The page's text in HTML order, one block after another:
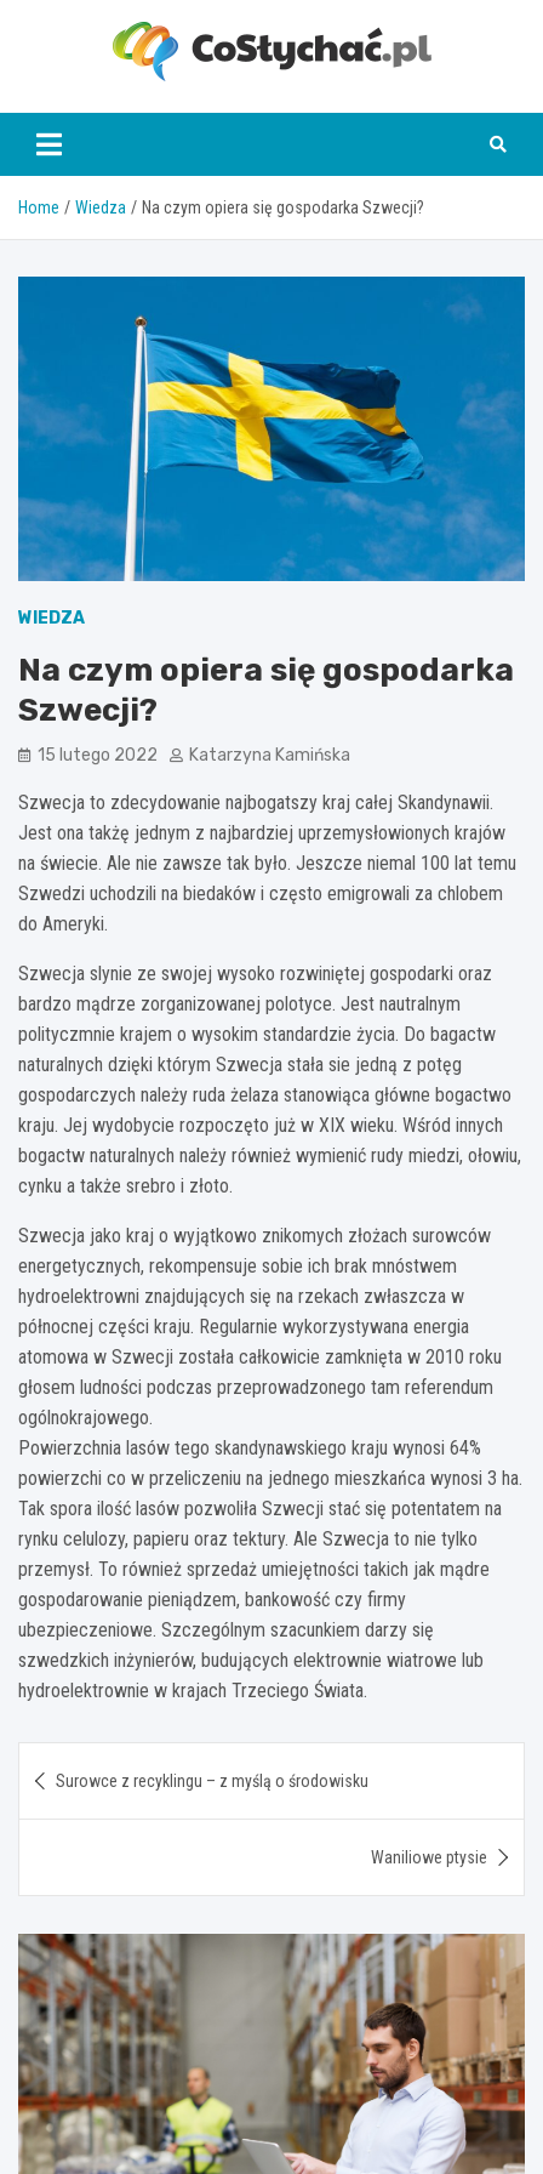
coslychac.pl
Home Wiedza Na czym opiera się gospodarka Szwecji?
WIEDZA
Na czym opiera się gospodarka
Szwecji?
15 lutego 2022 Katarzyna Kamińska
Szwecja to zdecydowanie najbogatszy kraj całej Skandynawii.
Jest ona takżę jednym z najbardziej uprzemysłowionych krajów
na świecie. Ale nie zawsze tak było. Jeszcze niemal 100 lat temu
Szwedzi uchodzili na biedaków i często emigrowali za chlobem
do Ameryki.
Szwecja slynie ze swojej wysoko rozwiniętej gospodarki oraz
bardzo mądrze zorganizowanej polotyce. Jest nautralnym
polityczmnie krajem o wysokim standardzie życia. Do bagactw
naturalnych dzięki którym Szwecja stała sie jedną z potęg
gospodarczych należy ruda żelaza stanowiąca główne bogactwo
kraju. Jej wydobycie rozpoczęto już w XIX wieku. Wśród innych
bogactw naturalnych należy również wymienić rudy miedzi, ołowiu,
cynku a także srebro i złoto.
Szwecja jako kraj o wyjątkowo znikomych złożach surowców
energetycznych, rekompensuje sobie ich brak mnóstwem
hydroelektrowni znajdujących się na rzekach zwłaszcza w
północnej części kraju. Regularnie wykorzystywana energia
atomowa w Szwecji została całkowicie zamknięta w 2010 roku
głosem ludności podczas przeprowadzonego tam referendum
ogólnokrajowego.
Powierzchnia lasów tego skandynawskiego kraju wynosi 64%
powierzchi co w przeliczeniu na jednego mieszkańca wynosi 3 ha.
Tak spora ilość lasów pozwoliła Szwecji stać się potentatem na
rynku celulozy, papieru oraz tektury. Ale Szwecja to nie tylko
przemysł. To również sprzedaż umiejętności takich jak mądre
gospodarowanie pieniądzem, bankowość czy firmy
ubezpieczeniowe. Szczególnym szacunkiem darzy się
szwedzkich inżynierów, budujących elektrownie wiatrowe lub
hydroelektrownie w krajach Trzeciego Świata.
wpisu
Surowce z recyklingu – z myślą o środowisku
Waniliowe ptysie